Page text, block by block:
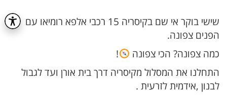
שישי בוקר אי שם בקיסריה 15 רכבי אלפא רומיאו עם
הפנים צפונה.
כמה צפונה? הכי צפונה
!
התחלנו את המסלול מקיסריה דרך בית אורן ועד לגבול
לבנון ,אידמית לזרעית .